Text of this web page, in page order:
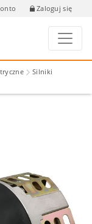
Zaloguj się
Silniki